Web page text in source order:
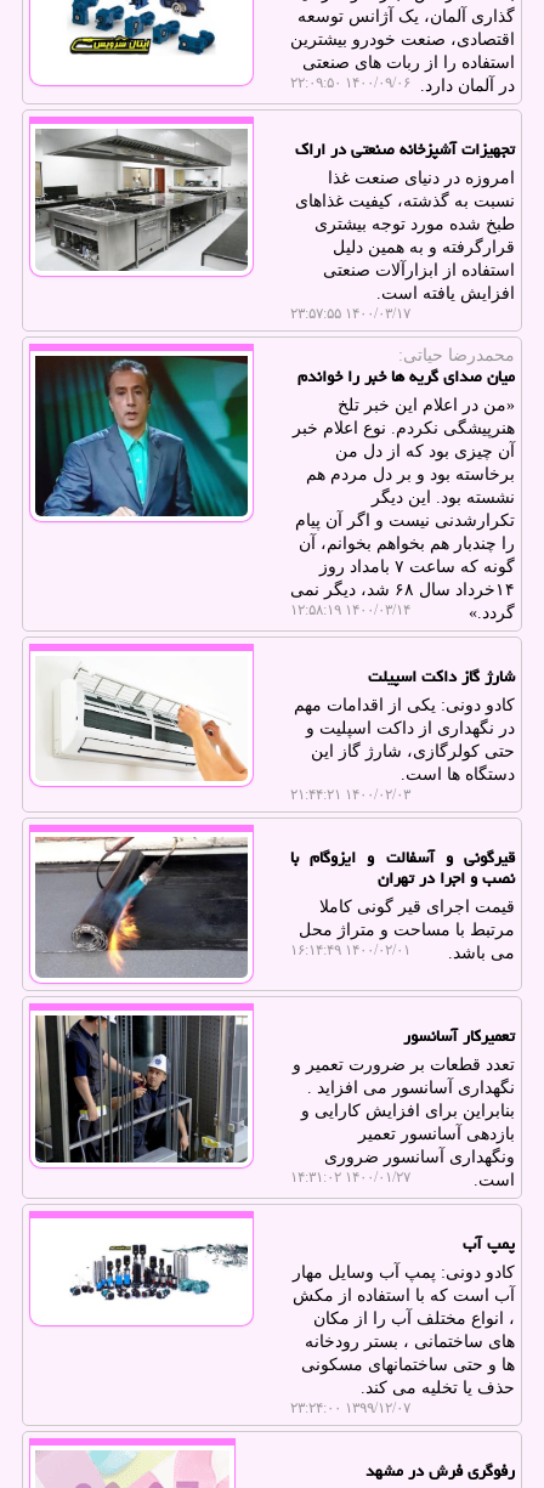
گذاری آلمان، یک آژانس توسعه
اقتصادی، صنعت خودرو بیشترین
استفاده را از ربات های صنعتی
در آلمان دارد.
۱۴۰۰/۰۹/۰۶ ۲۲:۰۹:۵۰
تجهیزات آشپزخانه صنعتی در اراک
امروزه در دنیای صنعت غذا
نسبت به گذشته، كیفیت غذاهای
طبخ شده مورد توجه بیشتری
قرارگرفته و به همین دلیل
استفاده از ابزارآلات صنعتی
افزایش یافته است.
۱۴۰۰/۰۳/۱۷ ۲۳:۵۷:۵۵
محمدرضا حیاتی:
میان صدای گریه ها خبر را خواندم
«من در اعلام این خبر تلخ
هنرپیشگی نکردم. نوع اعلام خبر
آن چیزی بود که از دل من
برخاسته بود و بر دل مردم هم
نشسته بود. این دیگر
تکرارشدنی نیست و اگر آن پیام
را چندبار هم بخواهم بخوانم، آن
گونه که ساعت ۷ بامداد روز
۱۴خرداد سال ۶۸ شد، دیگر نمی
گردد.»
۱۴۰۰/۰۳/۱۴ ۱۲:۵۸:۱۹
شارژ گاز داكت اسپیلت
كادو دونی: یكی از اقدامات مهم
در نگهداری از داكت اسپلیت و
حتی كولرگازی، شارژ گاز این
دستگاه ها است.
۱۴۰۰/۰۲/۰۳ ۲۱:۴۴:۲۱
قیرگونی و آسفالت و ایزوگام با
نصب و اجرا در تهران
قیمت اجرای قیر گونی كاملا
مرتبط با مساحت و متراژ محل
می باشد.
۱۴۰۰/۰۲/۰۱ ۱۶:۱۴:۴۹
تعمیركار آسانسور
تعدد قطعات بر ضرورت تعمیر و
نگهداری آسانسور می افزاید .
بنابراین برای افزایش كارایی و
بازدهی آسانسور تعمیر
ونگهداری آسانسور ضروری
است.
۱۴۰۰/۰۱/۲۷ ۱۴:۳۱:۰۲
پمپ آب
كادو دونی: پمپ آب وسایل مهار
آب است كه با استفاده از مكش
، انواع مختلف آب را از مكان
های ساختمانی ، بستر رودخانه
ها و حتی ساختمانهای مسكونی
حذف یا تخلیه می كند.
۱۳۹۹/۱۲/۰۷ ۲۳:۲۴:۰۰
رفوگری فرش در مشهد